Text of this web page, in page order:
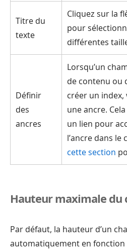
Titre du
texte
Cliquez sur la
pour
différentes
Définir
des
ancres
Lorsqu’un
de contenu ou
créer un
une ancre.
un lien pour
l’ancre dans le
cette section
Hauteur maximale du
Par défaut, la hauteur d’un
automatiquement en fonction